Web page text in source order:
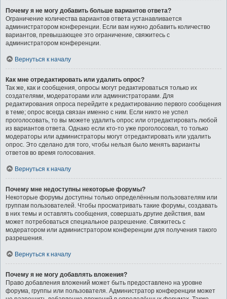
Почему я не могу добавить больше вариантов ответа?
Ограничение количества вариантов ответа устанавливается
администратором конференции. Если вам нужно добавить количество
вариантов, превышающее это ограничение, свяжитесь с
администратором конференции.
Вернуться к началу
Как мне отредактировать или удалить опрос?
Так же, как и сообщения, опросы могут редактироваться только их
создателями, модераторами или администраторами. Для
редактирования опроса перейдите к редактированию первого сообщения
в теме; опрос всегда связан именно с ним. Если никто не успел
проголосовать, то вы можете удалить опрос или отредактировать любой
из вариантов ответа. Однако если кто-то уже проголосовал, то только
модераторы или администраторы могут отредактировать или удалить
опрос. Это сделано для того, чтобы нельзя было менять варианты
ответов во время голосования.
Вернуться к началу
Почему мне недоступны некоторые форумы?
Некоторые форумы доступны только определённым пользователям или
группам пользователей. Чтобы просматривать такие форумы, создавать
в них темы и оставлять сообщения, совершать другие действия, вам
может потребоваться специальное разрешение. Свяжитесь с
модератором или администратором конференции для получения такого
разрешения.
Вернуться к началу
Почему я не могу добавлять вложения?
Право добавления вложений может быть предоставлено на уровне
форума, группы или пользователя. Администратор конференции может